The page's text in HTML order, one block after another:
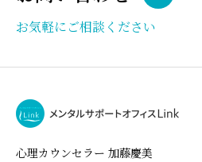
お気軽にご相談ください
心理カウンセラー 加藤慶美